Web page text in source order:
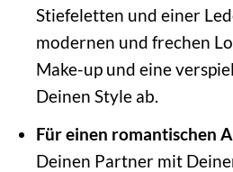
Stiefeletten und einer
modernen und frechen
Make-up und eine
Deinen Style ab.
Für einen romantischen
Deinen Partner mit